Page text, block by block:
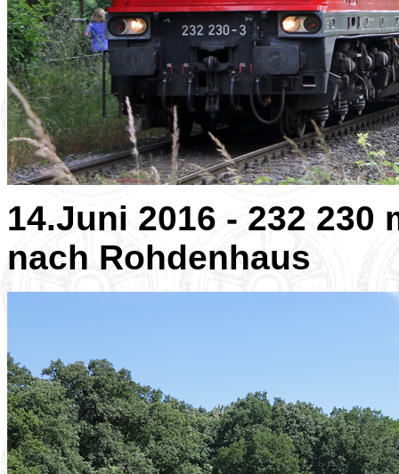
14.Juni 2016 - 232 230
nach Rohdenhaus